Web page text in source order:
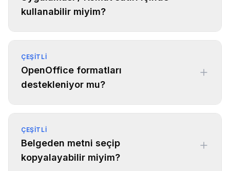
kullanabilir miyim?
ÇEŞITLI
OpenOffice formatları
destekleniyor mu?
ÇEŞITLI
Belgeden metni seçip
kopyalayabilir miyim?